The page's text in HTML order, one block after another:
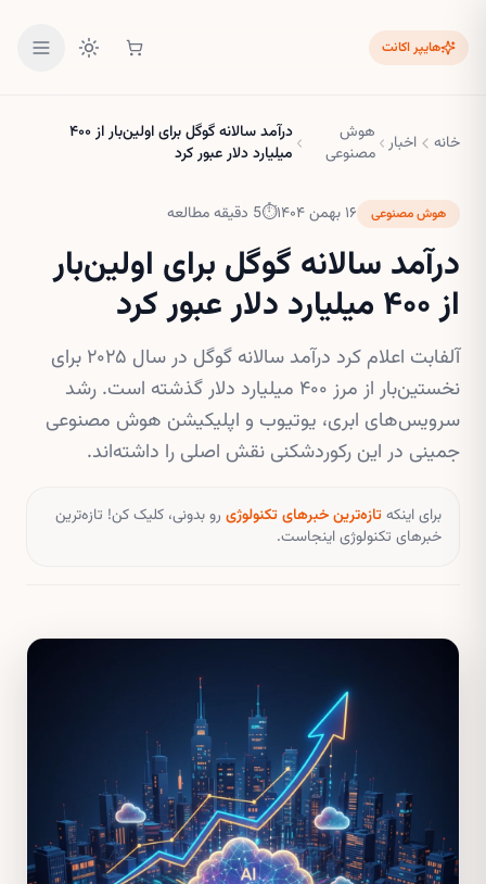
هایپر اکانت
خانه اخبار هوش
مصنوعی
درآمد سالانه گوگل برای اولین‌بار از ۴۰۰
میلیارد دلار عبور کرد
هوش مصنوعی ۱۶ بهمن ۱۴۰۴ ⏱
5 دقیقه مطالعه
درآمد سالانه گوگل برای اولین‌بار
از ۴۰۰ میلیارد دلار عبور کرد
آلفابت اعلام کرد درآمد سالانه گوگل در سال ۲۰۲۵ برای
نخستین‌بار از مرز ۴۰۰ میلیارد دلار گذشته است. رشد
سرویس‌های ابری، یوتیوب و اپلیکیشن هوش مصنوعی
جمینی در این رکوردشکنی نقش اصلی را داشته‌اند.
برای اینکهتازه‌ترین خبرهای تکنولوژی رو بدونی، کلیک کن! تازه‌ترین
خبرهای تکنولوژی اینجاست.